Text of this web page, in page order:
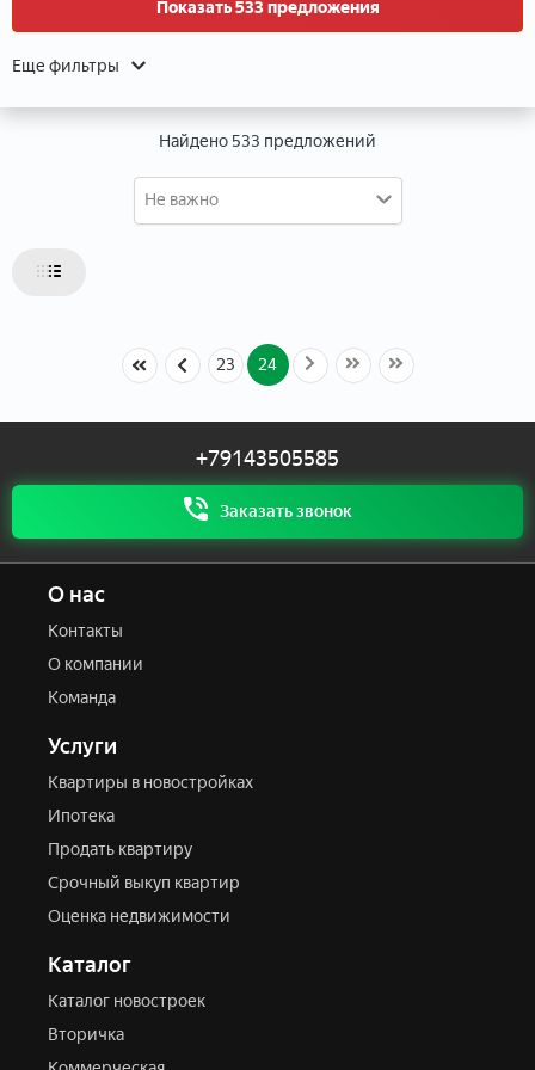
Данные о расположении
Тип недвижимости
Тип дома
Комнатность
1
2
Общая площадь
Стоимость
Показать 533 предложения
Еще фильтры
Найдено 533 предложений
Не важно
23 24
+79143505585
Заказать звонок
О нас
Контакты
О компании
Команда
Услуги
Квартиры в новостройках
Ипотека
Продать квартиру
Срочный выкуп квартир
Оценка недвижимости
Каталог
Каталог новостроек
Вторичка